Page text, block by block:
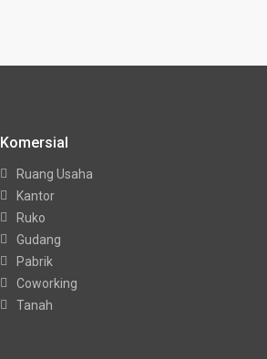
Komersial
Ruang Usaha
Kantor
Ruko
Gudang
Pabrik
Coworking
Tanah